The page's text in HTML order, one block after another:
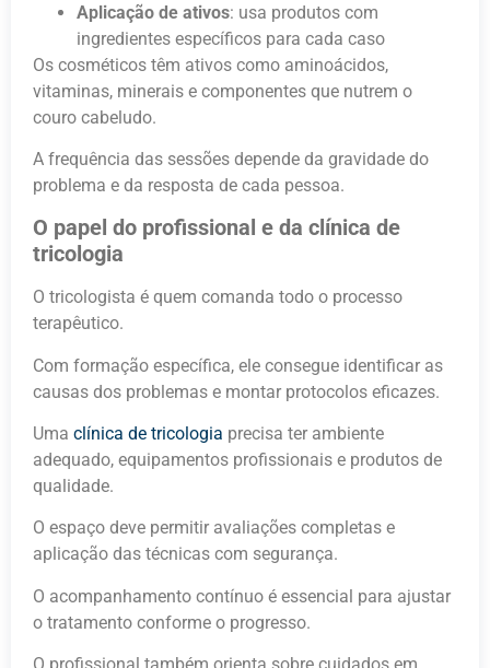
Aplicação de ativos: usa produtos com
ingredientes específicos para cada caso
Os cosméticos têm ativos como aminoácidos,
vitaminas, minerais e componentes que nutrem o
couro cabeludo.
A frequência das sessões depende da gravidade do
problema e da resposta de cada pessoa.
O papel do profissional e da clínica de
tricologia
O tricologista é quem comanda todo o processo
terapêutico.
Com formação específica, ele consegue identificar as
causas dos problemas e montar protocolos eficazes.
Uma clínica de tricologia precisa ter ambiente
adequado, equipamentos profissionais e produtos de
qualidade.
O espaço deve permitir avaliações completas e
aplicação das técnicas com segurança.
O acompanhamento contínuo é essencial para ajustar
o tratamento conforme o progresso.